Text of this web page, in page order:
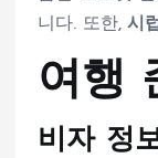
니다. 또한,시
여행
비자 정